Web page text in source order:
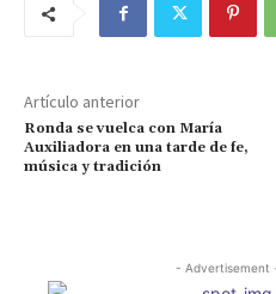
Artículo anterior
Ronda se vuelca con María
Auxiliadora en una tarde de fe,
música y tradición
- Advertisement